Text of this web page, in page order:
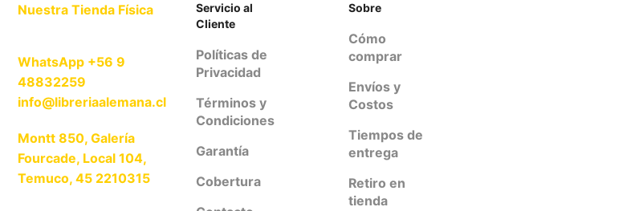
Nuestra Tienda Física
WhatsApp +56 9
48832259
info@libreriaalemana.cl
Montt 850, Galería
Fourcade, Local 104,
Temuco, 45 2210315
Servicio al
Cliente
Políticas de
Privacidad
Términos y
Condiciones
Garantía
Cobertura
Sobre
Cómo
comprar
Envíos y
Costos
Tiempos de
entrega
Retiro en
tienda